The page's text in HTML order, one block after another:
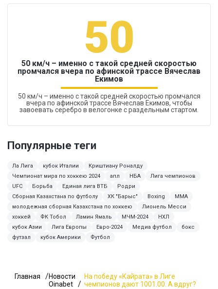
50
50 км/ч – именно с такой средней скоростью
промчался вчера по афинской трассе Вячеслав
Екимов
50 км/ч – именно с такой средней скоростью промчался
вчера по афинской трассе Вячеслав Екимов, чтобы
завоевать серебро в велогонке с раздельным стартом.
Популярные теги
Ла Лига кубок Италии
Криштиану Роналду
Чемпионат мира по хоккею 2024
апл НБА
Лига чемпионов
UFC
Борьба Единая лига ВТБ
Родри
Сборная Казахстана по футболу
ХК "Барыс" Boxing
ММА
молодежная сборная Казахстана по хоккею
Лионель Месси
хоккей
ФК Тобол Ламин Ямаль МЧМ-2024
НХЛ
кубок Азии
Лига Европы Евро-2024 Медиа футбол
бокс
футзал
кубок Америки Футбол
Главная
Новости
Oinabet
На победу «Кайрата» в Лиге
чемпионов дают 1001.00. А вдруг?